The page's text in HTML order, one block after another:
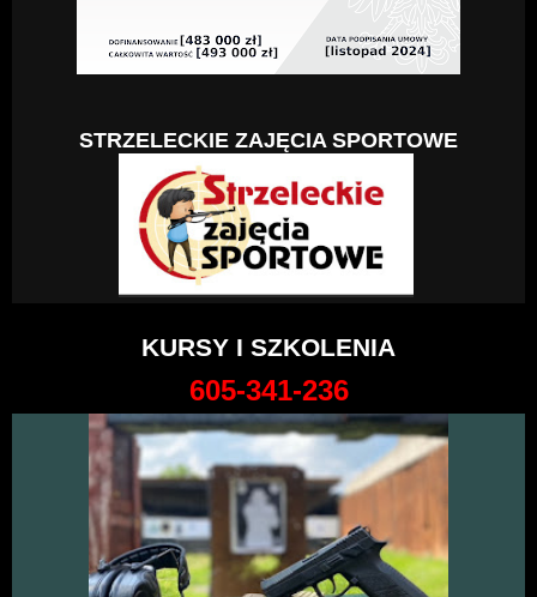
STRZELECKIE ZAJĘCIA SPORTOWE
KURSY I SZKOLENIA
605-341-236